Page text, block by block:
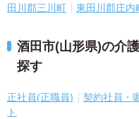
田川郡三川町
東田川郡庄内
酒田市(山形県)の介
探す
正社員(正職員) 契約社員・
ト